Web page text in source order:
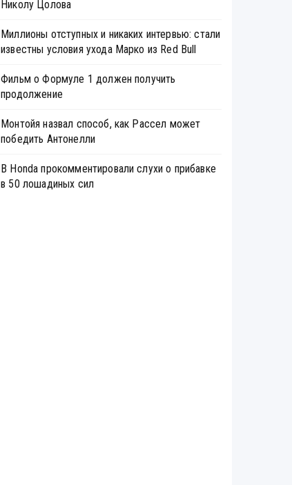
Николу Цолова
Миллионы отступных и никаких интервью: стали
известны условия ухода Марко из Red Bull
Фильм о Формуле 1 должен получить
продолжение
Монтойя назвал способ, как Рассел может
победить Антонелли
В Honda прокомментировали слухи о прибавке
в 50 лошадиных сил